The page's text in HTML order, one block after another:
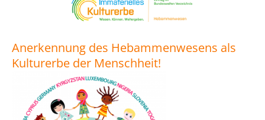
Anerkennung des Hebammenwesens als
Kulturerbe der Menschheit!